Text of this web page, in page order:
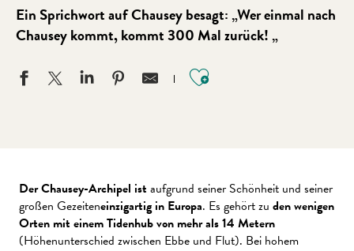
Ein Sprichwort auf Chausey besagt: „Wer einmal nach
Chausey kommt, kommt 300 Mal zurück! „
Ajouter aux
Der Chausey-Archipel ist aufgrund seiner Schönheit und seiner
großen Gezeiteneinzigartig in Europa. Es gehört zu den wenigen
Orten mit einem Tidenhub von mehr als 14 Metern
(Höhenunterschied zwischen Ebbe und Flut). Bei hohem